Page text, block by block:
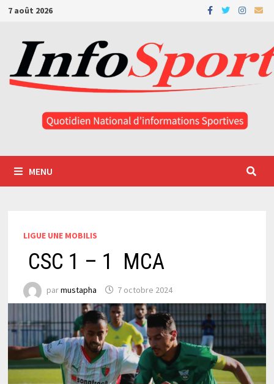
Passer
contenu
7 août 2026
MENU
LIGUE UNE MOBILIS
CSC 1 – 1 MCA
parmustapha 7 octobre 2024